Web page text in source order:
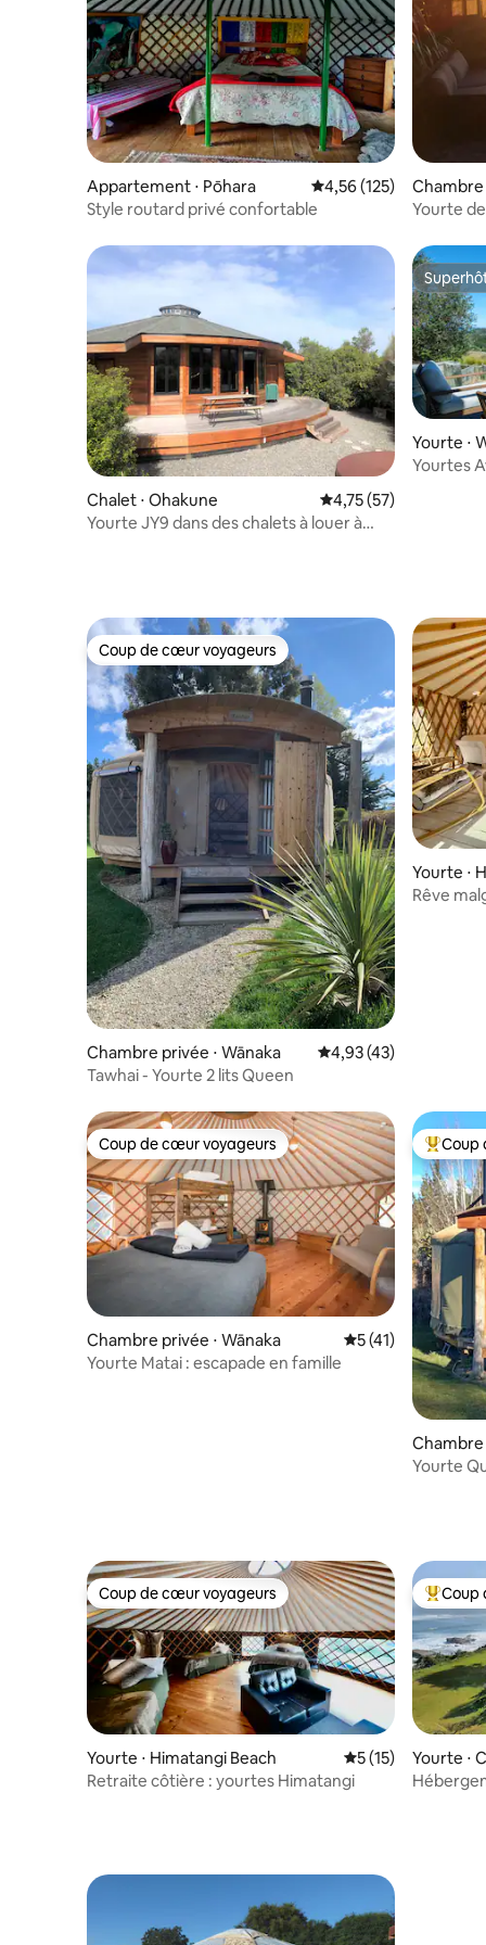
Appartement ⋅ Pōhara Évaluation moyenne
4,56 (125)
Style routard privé confortable
Chambre
d
Yourte
Chalet ⋅ Ohakune Évaluation moyenne
4,75 (57)
Yourte JY9 dans des chalets à louer à
Yourte ⋅
Yourtes
Coup de cœur voyageurs
Coup de cœur voyageurs
Chambre privée ⋅ Wānaka Évaluation moyenne
4,93 (43)
Tawhai - Yourte 2 lits Queen
Yourte ⋅
Rêve
Coup de cœur voyageurs
Coup de cœur voyageurs
Chambre privée ⋅ Wānaka Évaluation
5 (41)
Yourte Matai : escapade en famille
Coups
Coup
Chambre
Yourte
Coup de cœur voyageurs
Coup de cœur voyageurs
Yourte ⋅ Himatangi Beach Évaluation
5 (15)
Retraite côtière : yourtes Himatangi
Coups
Coup
Yourte ⋅